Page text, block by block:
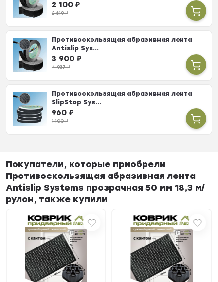
2 100 ₽
2 619₽
Противоскользящая абразивная лента
Antislip Sys...
3 900 ₽
4 937₽
Противоскользящая абразивная лента
SlipStop Sys...
960 ₽
1 100₽
Покупатели, которые приобрели
Противоскользящая абразивная лента
Antislip Systems прозрачная 50 мм 18,3 м/
рулон, также купили